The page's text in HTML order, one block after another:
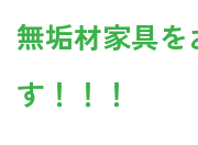
無垢材家具を
す！！！